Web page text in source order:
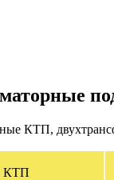
КТП,
КТП